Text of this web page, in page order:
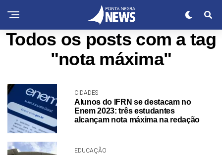
Todos os posts com a tag
"nota máxima"
CIDADES
Alunos do IFRN se destacam no
Enem 2023: três estudantes
alcançam nota máxima na redação
EDUCAÇÃO